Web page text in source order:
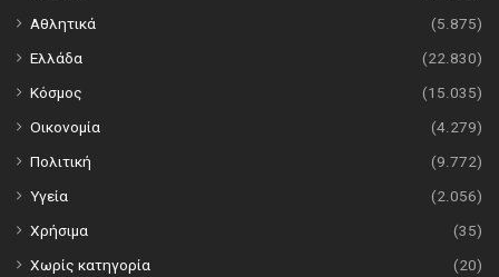
Αθλητικά
(5.875)
Ελλάδα
(22.830)
Κόσμος
(15.035)
Οικονομία
(4.279)
Πολιτική
(9.772)
Υγεία
(2.056)
Χρήσιμα
(35)
Χωρίς κατηγορία
(20)